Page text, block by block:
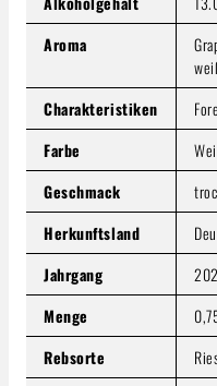
Produkt Anzahl: Gib
Aroma
Charakteristiken
Farbe
Geschmack
Herkunftsland
Jahrgang
Menge
Rebsorte